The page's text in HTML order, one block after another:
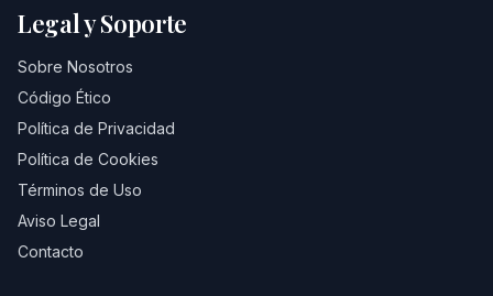
Legal y Soporte
Sobre Nosotros
Código Ético
Política de Privacidad
Política de Cookies
Términos de Uso
Aviso Legal
Contacto